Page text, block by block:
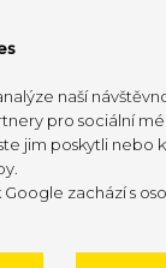
a
a
naší
pro sociální
jim poskytli nebo
zachází s